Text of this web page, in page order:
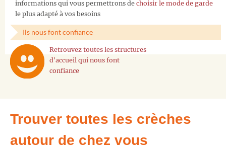
informations qui vous permettrons de choisir le mode de garde
le plus adapté à vos besoins
Ils nous font confiance
Retrouvez toutes les structures
d'accueil qui nous font
confiance
Trouver toutes les crèches
autour de chez vous